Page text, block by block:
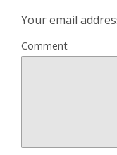
Your email
Comment